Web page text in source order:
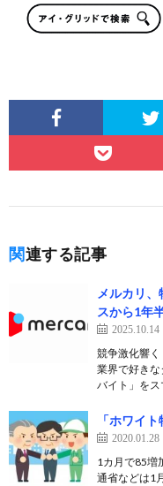
関連する記事
メルカリ、
スから1年
2025.10.14
競争激化響
業界で好き
バイト」を
「ホワイ
2020.01.28
1カ月で85増
通省などは1